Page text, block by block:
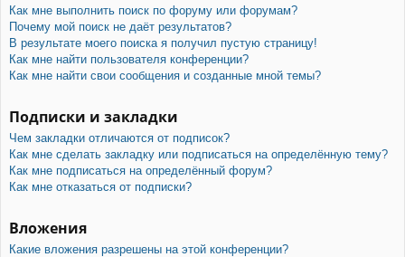
Как мне выполнить поиск по форуму или форумам?
Почему мой поиск не даёт результатов?
В результате моего поиска я получил пустую страницу!
Как мне найти пользователя конференции?
Как мне найти свои сообщения и созданные мной темы?
Подписки и закладки
Чем закладки отличаются от подписок?
Как мне сделать закладку или подписаться на определённую тему?
Как мне подписаться на определённый форум?
Как мне отказаться от подписки?
Вложения
Какие вложения разрешены на этой конференции?